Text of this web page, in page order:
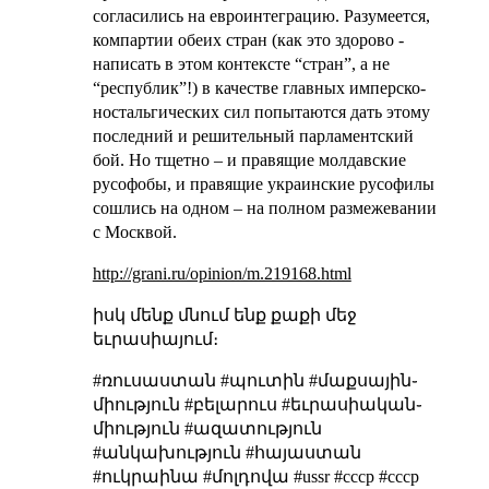
согласились на евроинтеграцию. Разумеется,
компартии обеих стран (как это здорово -
написать в этом контексте “стран”, а не
“республик”!) в качестве главных имперско-
ностальгических сил попытаются дать этому
последний и решительный парламентский
бой. Но тщетно – и правящие молдавские
русофобы, и правящие украинские русофилы
сошлись на одном – на полном размежевании
с Москвой.
http://grani.ru/opinion/m.219168.html
իսկ մենք մնում ենք քաքի մեջ
եւրասիայում։
#ռուսաստան #պուտին #մաքսային֊
միություն #բելարուս #եւրասիական֊
միություն #ազատություն
#անկախություն #հայաստան
#ուկրաինա #մոլդովա #ussr #ссср #cccp